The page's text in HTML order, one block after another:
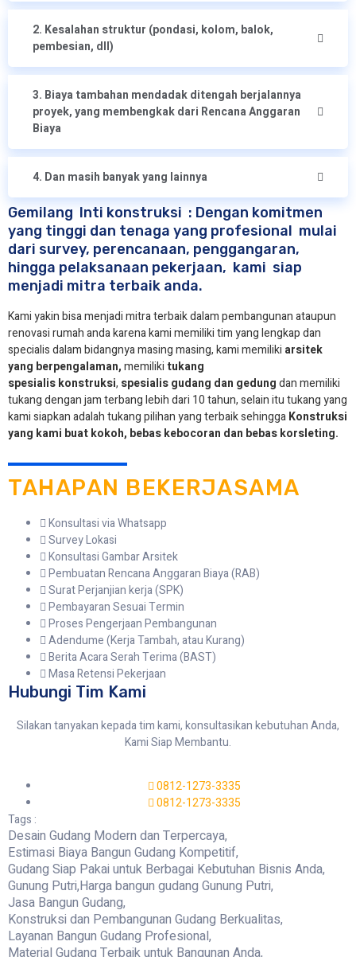
2. Kesalahan struktur (pondasi, kolom, balok,
pembesian, dll)
3. Biaya tambahan mendadak ditengah berjalannya
proyek, yang membengkak dari Rencana Anggaran
Biaya
4. Dan masih banyak yang lainnya
Gemilang Inti konstruksi : Dengan komitmen
yang tinggi dan tenaga yang profesional mulai
dari survey, perencanaan, penggangaran,
hingga pelaksanaan pekerjaan, kami siap
menjadi mitra terbaik anda.
Kami yakin bisa menjadi mitra terbaik dalam pembangunan ataupun
renovasi rumah anda karena kami memiliki tim yang lengkap dan
specialis dalam bidangnya masing masing, kami memiliki arsitek
yang berpengalaman,memiliki tukang
spesialiskonstruksi, spesialis gudang dan gedungdan memiliki
tukang dengan jam terbang lebih dari 10 tahun, selain itu tukang yang
kami siapkan adalah tukang pilihan yang terbaik sehinggaKonstruksi
yang kami buat kokoh, bebas kebocoran dan bebas korsleting.
TAHAPAN BEKERJASAMA
Konsultasi via Whatsapp
Survey Lokasi
Konsultasi Gambar Arsitek
Pembuatan Rencana Anggaran Biaya (RAB)
Surat Perjanjian kerja (SPK)
Pembayaran Sesuai Termin
Proses Pengerjaan Pembangunan
Adendume (Kerja Tambah, atau Kurang)
Berita Acara Serah Terima (BAST)
Masa Retensi Pekerjaan
Hubungi Tim Kami
Silakan tanyakan kepada tim kami, konsultasikan kebutuhan Anda,
Kami Siap Membantu.
0812-1273-3335
0812-1273-3335
Tags :
Desain Gudang Modern dan Terpercaya,
Estimasi Biaya Bangun Gudang Kompetitif,
Gudang Siap Pakai untuk Berbagai Kebutuhan Bisnis Anda,
Gunung Putri,Harga bangun gudang Gunung Putri,
Jasa Bangun Gudang,
Konstruksi dan Pembangunan Gudang Berkualitas,
Layanan Bangun Gudang Profesional,
Material Gudang Terbaik untuk Bangunan Anda,